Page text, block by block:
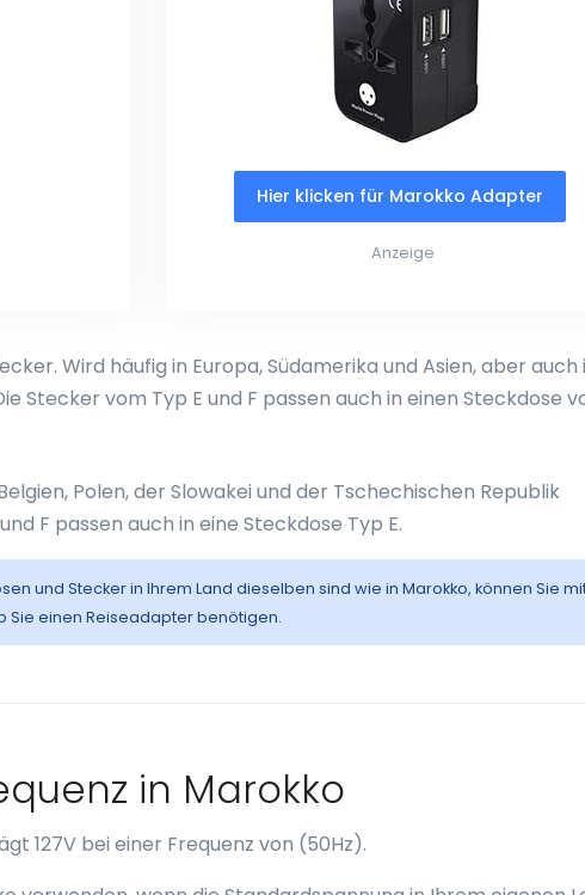
Hier klicken für Marokko Adapter
Anzeige
Wird häufig in Europa, Südamerika und Asien, aber auch
Stecker vom Typ E und F passen auch in einen Steckdose
Polen, der Slowakei und der Tschechischen Republik
F passen auch in eine Steckdose Typ E.
und Stecker in Ihrem Land dieselben sind wie in Marokko, können Sie
Sie einen Reiseadapter benötigen.
in Marokko
127V bei einer Frequenz von (50Hz).